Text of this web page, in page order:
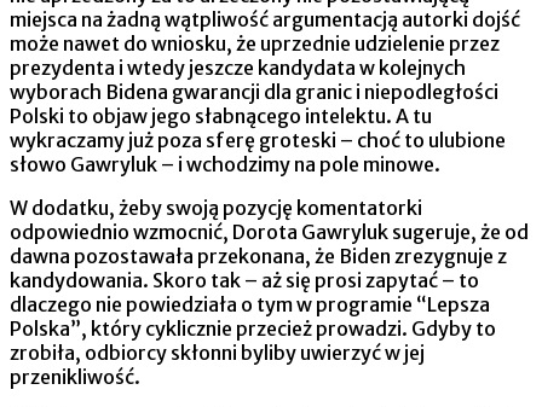
miejsca na żadną wątpliwość argumentacją autorki dojść
może nawet do wniosku, że uprzednie udzielenie przez
prezydenta i wtedy jeszcze kandydata w kolejnych
wyborach Bidena gwarancji dla granic i niepodległości
Polski to objaw jego słabnącego intelektu. A tu
wykraczamy już poza sferę groteski – choć to ulubione
słowo Gawryluk – i wchodzimy na pole minowe.
W dodatku, żeby swoją pozycję komentatorki
odpowiednio wzmocnić, Dorota Gawryluk sugeruje, że od
dawna pozostawała przekonana, że Biden zrezygnuje z
kandydowania. Skoro tak – aż się prosi zapytać – to
dlaczego nie powiedziała o tym w programie “Lepsza
Polska”, który cyklicznie przecież prowadzi. Gdyby to
zrobiła, odbiorcy skłonni byliby uwierzyć w jej
przenikliwość.